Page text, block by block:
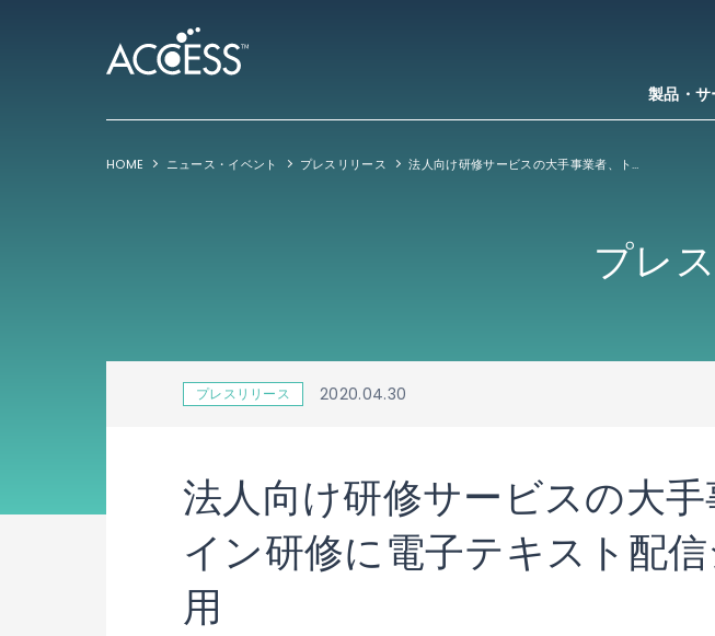
製品・サ
HOME ニュース・イベント プレスリリース 法人向け研修サービスの大手事業者、トレノケートのオンライン研修に電子テキスト配信システム「PUBLUS
プレ
プレスリリース 2020.04.30
法人向け研修サービスの大
イン研修に電子テキスト配
用